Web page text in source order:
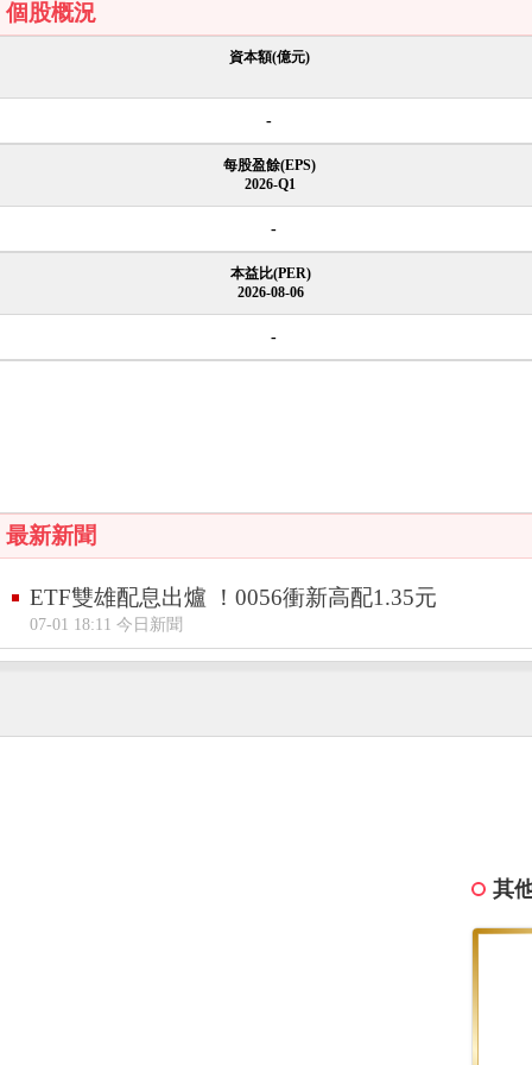
個股概況
資本額(億元)
-
每股盈餘(EPS)
2026-Q1
-
本益比(PER)
2026-08-06
-
最新新聞
ETF雙雄配息出爐 ！0056衝新高配1.35元
07-01 18:11 今日新聞
其